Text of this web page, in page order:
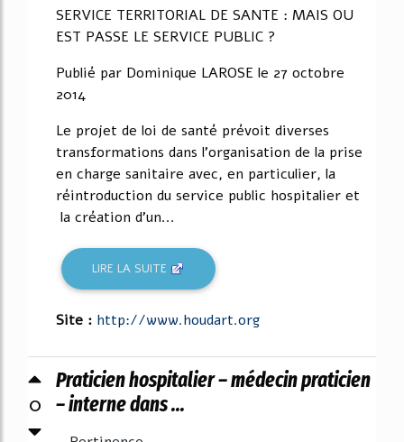
SERVICE TERRITORIAL DE SANTE : MAIS OU
EST PASSE LE SERVICE PUBLIC ?
Publié par Dominique LAROSE le 27 octobre
2014
Le projet de loi de santé prévoit diverses
transformations dans l'organisation de la prise
en charge sanitaire avec, en particulier, la
réintroduction du service public hospitalier et
la création d'un...
LIRE LA SUITE
Site : http://www.houdart.org
0
Praticien hospitalier – médecin praticien
– interne dans ...